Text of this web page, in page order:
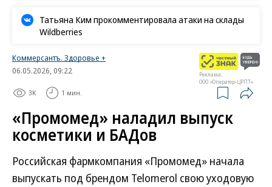
Татьяна Ким прокомментировала атаки на склады
Wildberries
Реклама,
ООО «Оператор-ЦРПТ»
Коммерсантъ. Здоровье +
06.05.2026, 09:22
3K 1 мин.
«Промомед» наладил выпуск
косметики и БАДов
Российская фармкомпания «Промомед» начала
выпускать под брендом Telomerol свою уходовую